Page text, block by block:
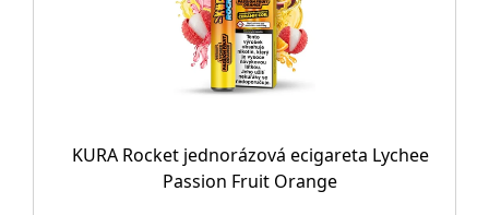
KURA Rocket jednorázová ecigareta Lychee
Passion Fruit Orange